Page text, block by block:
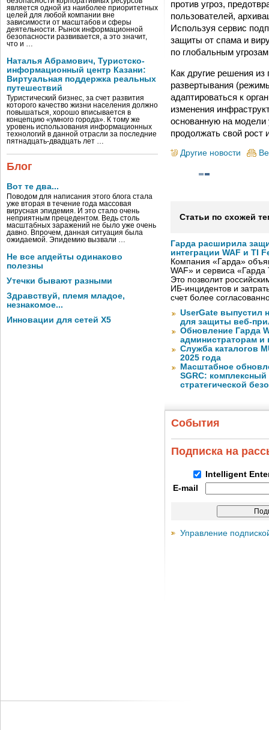
является одной из наиболее приоритетных
целей для любой компании вне
зависимости от масштабов и сферы
деятельности. Рынок информационной
безопасности развивается, а это значит,
что и …
Наталья Абрамович, Туристско-
информационный центр Казани:
Виртуальная поддержка реальных
путешествий
Туристический бизнес, за счет развития
которого качество жизни населения должно
повышаться, хорошо вписывается в
концепцию «умного города». К тому же
уровень использования информационных
технологий в данной отрасли за последние
пятнадцать-двадцать лет …
Блог
Вот те два...
Поводом для написания этого блога стала
уже вторая в течение года массовая
вирусная эпидемия. И это стало очень
неприятным прецедентом. Ведь столь
масштабных заражений не было уже очень
давно. Впрочем, данная ситуация была
ожидаемой. Эпидемию вызвали …
Не все апдейты одинаково
полезны
Утечки бывают разными
Здравствуй, племя младое,
незнакомое...
Инновации для сетей X5
против угроз,
пользователей,
Используя сервис
защиты от спама и
по глобальным
Как другие решения из
развертывания
адаптироваться к
изменения
основанную на модели
продолжать свой рост
Другие новости
Статьи по схожей
Гарда расширила
интеграции WAF и TI
Компания «Гарда»
WAF» и сервиса
Это позволит
ИБ-инцидентов и
счет более
UserGate выпустил
для защиты веб-
Обновление Гарда
администраторам и
Служба каталогов
2025 года
Масштабное
SGRC:
стратегической
События
Подписка на
Intelligent
E-mail
Управление